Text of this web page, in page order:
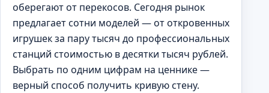
оберегают от перекосов. Сегодня рынок
предлагает сотни моделей — от откровенных
игрушек за пару тысяч до профессиональных
станций стоимостью в десятки тысяч рублей.
Выбрать по одним цифрам на ценнике —
верный способ получить кривую стену.